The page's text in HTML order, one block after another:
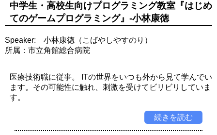
中学生・高校生向けプログラミング教室『はじめ
てのゲームプログラミング』-小林康徳
Speaker: 小林康徳（こばやしやすのり）
所属：市立角館総合病院
医療技術職に従事。 ITの世界をいつも外から見て学んでい
ます。その可能性に触れ、刺激を受けてビリビリしていま
す。
続きを読む